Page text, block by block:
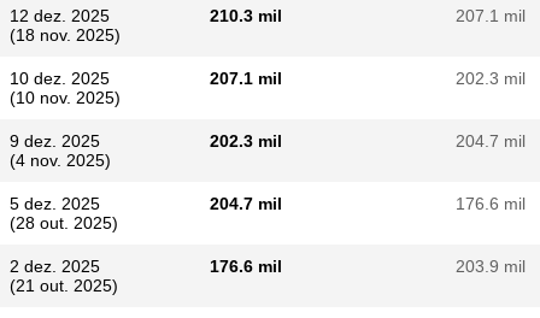
12 dez. 2025
(18 nov. 2025)
210.3 mil 207.1 mil
10 dez. 2025
(10 nov. 2025)
207.1 mil 202.3 mil
9 dez. 2025
(4 nov. 2025)
202.3 mil 204.7 mil
5 dez. 2025
(28 out. 2025)
204.7 mil 176.6 mil
2 dez. 2025
(21 out. 2025)
176.6 mil 203.9 mil